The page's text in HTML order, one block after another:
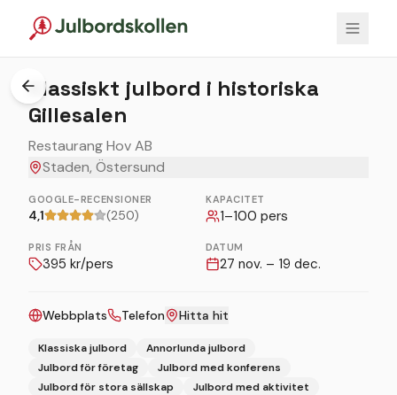
Klassiskt julbord i historiska
Gillesalen
Restaurang Hov AB
Staden, Östersund
GOOGLE-RECENSIONER
4,1 (250)
KAPACITET
1–100 pers
PRIS FRÅN
395 kr/pers
DATUM
27 nov. – 19 dec.
Webbplats Telefon Hitta hit
Klassiska julbord
Annorlunda julbord
Julbord för företag
Julbord med konferens
Julbord för stora sällskap
Julbord med aktivitet